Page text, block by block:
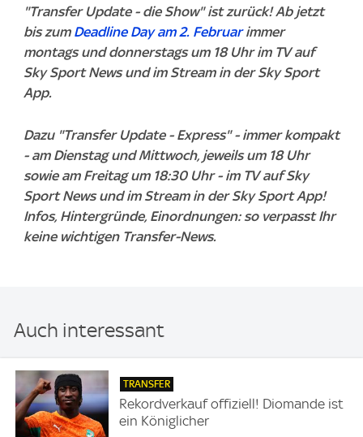
"Transfer Update - die Show" ist zurück! Ab jetzt
bis zum Deadline Day am 2. Februarimmer
montags und donnerstags um 18 Uhr im TV auf
Sky Sport News und im Stream in der Sky Sport
App.
Dazu "Transfer Update - Express" - immer kompakt
- am Dienstag und Mittwoch, jeweils um 18 Uhr
sowie am Freitag um 18:30 Uhr - im TV auf Sky
Sport News und im Stream in der Sky Sport App!
Infos, Hintergründe, Einordnungen: so verpasst Ihr
keine wichtigen Transfer-News.
Auch interessant
TRANSFER
Rekordverkauf offiziell! Diomande ist
ein Königlicher